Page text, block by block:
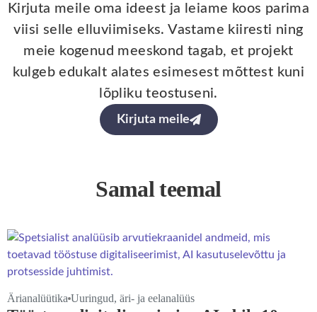
Kirjuta meile oma ideest ja leiame koos parima
viisi selle elluviimiseks. Vastame kiiresti ning
meie kogenud meeskond tagab, et projekt
kulgeb edukalt alates esimesest mõttest kuni
lõpliku teostuseni.
Kirjuta meile
Samal teemal
Ärianalüütika Uuringud, äri- ja eelanalüüs